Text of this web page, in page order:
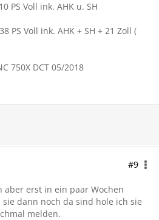
PS Voll ink. AHK u. SH
PS Voll ink. AHK + SH + 21 Zoll (
750X DCT 05/2018
#9
erst in ein paar Wochen
dann noch da sind hole ich sie
melden.